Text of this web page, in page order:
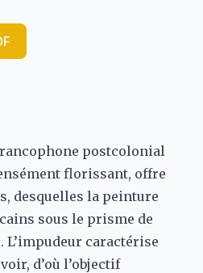
postcolonial
florissant, offre
desquelles la peinture
sous le prisme de
L’impudeur caractérise
d’où l’objectif